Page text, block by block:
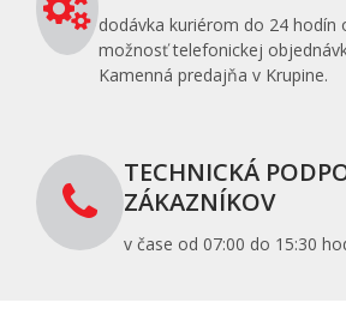
dodávka kuriérom do 24 hodín
možnosť telefonickej
Kamenná predajňa v Krupine.
TECHNICKÁ
ZÁKAZNÍKOV
v čase od 07:00 do 15:30